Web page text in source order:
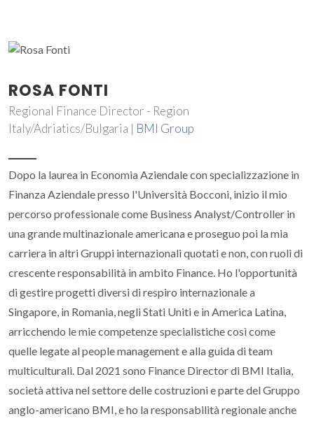
ROSA FONTI
Regional Finance Director - Region
Italy/Adriatics/Bulgaria | BMI Group
Dopo la laurea in Economia Aziendale con specializzazione in
Finanza Aziendale presso l'Università Bocconi, inizio il mio
percorso professionale come Business Analyst/Controller in
una grande multinazionale americana e proseguo poi la mia
carriera in altri Gruppi internazionali quotati e non, con ruoli di
crescente responsabilità in ambito Finance. Ho l'opportunità
di gestire progetti diversi di respiro internazionale a
Singapore, in Romania, negli Stati Uniti e in America Latina,
arricchendo le mie competenze specialistiche così come
quelle legate al people management e alla guida di team
multiculturali. Dal 2021 sono Finance Director di BMI Italia,
società attiva nel settore delle costruzioni e parte del Gruppo
anglo-americano BMI, e ho la responsabilità regionale anche